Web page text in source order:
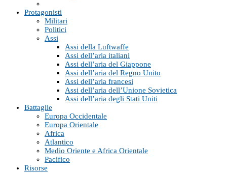
Protagonisti
Militari
Politici
Assi
Assi della Luftwaffe
Assi dell’aria italiani
Assi dell’aria del Giappone
Assi dell’aria del Regno Unito
Assi dell’aria francesi
Assi dell’aria dell’Unione Sovietica
Assi dell’aria degli Stati Uniti
Battaglie
Europa Occidentale
Europa Orientale
Africa
Atlantico
Medio Oriente e Africa Orientale
Pacifico
Risorse